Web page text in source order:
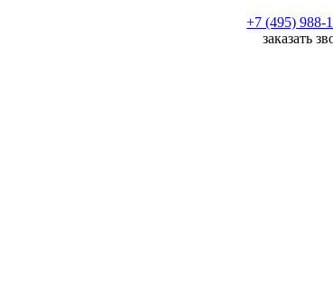
+7 (495) 988-
заказать